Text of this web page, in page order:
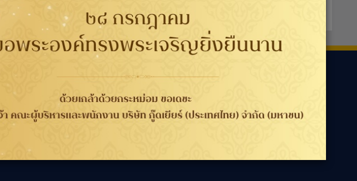
ความรับผิดชอบต่อสังคม
ร่วมงานกับเรา
ติดต่อเรา
เลือกประเทศ / ภูมิภาค